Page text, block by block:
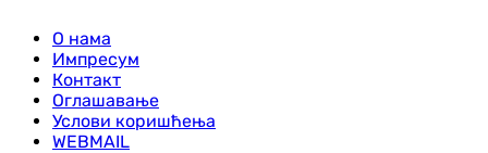
О нама
Импресум
Контакт
Оглашавање
Услови коришћења
WEBMAIL